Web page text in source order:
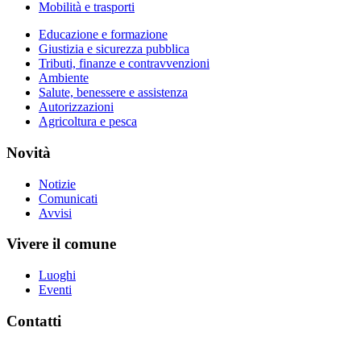
Mobilità e trasporti
Educazione e formazione
Giustizia e sicurezza pubblica
Tributi, finanze e contravvenzioni
Ambiente
Salute, benessere e assistenza
Autorizzazioni
Agricoltura e pesca
Novità
Notizie
Comunicati
Avvisi
Vivere il comune
Luoghi
Eventi
Contatti